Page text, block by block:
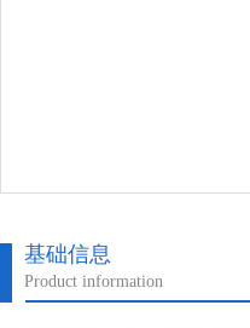
基础信息
Product information